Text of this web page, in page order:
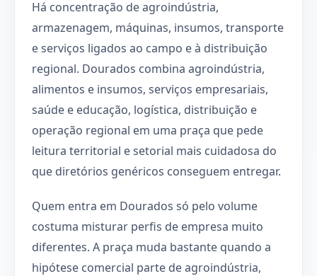
Há concentração de agroindústria,
armazenagem, máquinas, insumos, transporte
e serviços ligados ao campo e à distribuição
regional. Dourados combina agroindústria,
alimentos e insumos, serviços empresariais,
saúde e educação, logística, distribuição e
operação regional em uma praça que pede
leitura territorial e setorial mais cuidadosa do
que diretórios genéricos conseguem entregar.
Quem entra em Dourados só pelo volume
costuma misturar perfis de empresa muito
diferentes. A praça muda bastante quando a
hipótese comercial parte de agroindústria,